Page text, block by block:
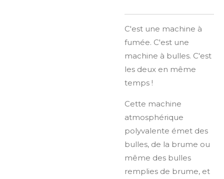
C'est une machine à
fumée. C'est une
machine à bulles. C'est
les deux en même
temps !
Cette machine
atmosphérique
polyvalente émet des
bulles, de la brume ou
même des bulles
remplies de brume, et